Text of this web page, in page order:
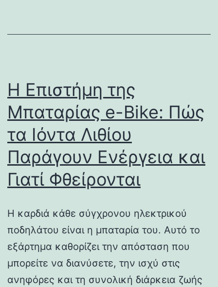
Η Επιστήμη της
Μπαταρίας e-Bike: Πώς
τα Ιόντα Λιθίου
Παράγουν Ενέργεια και
Γιατί Φθείρονται
Η καρδιά κάθε σύγχρονου ηλεκτρικού
ποδηλάτου είναι η μπαταρία του. Αυτό το
εξάρτημα καθορίζει την απόσταση που
μπορείτε να διανύσετε, την ισχύ στις
ανηφόρες και τη συνολική διάρκεια ζωής